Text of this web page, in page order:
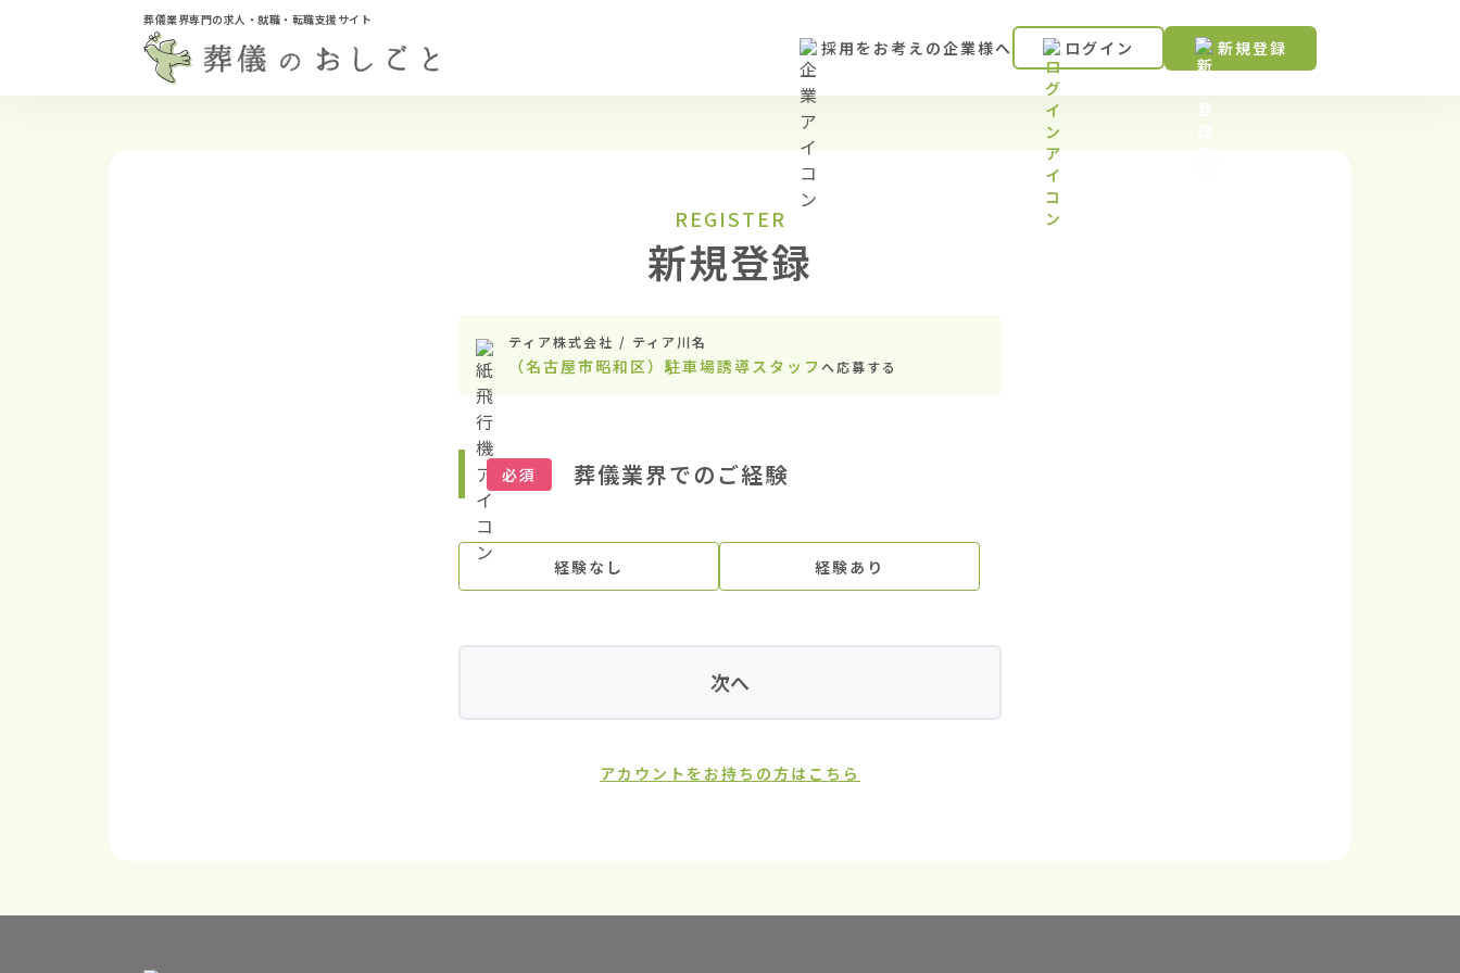
葬儀業界専門の求人・就職・転職支援サイト
採用をお考えの企業様へ ログイン 新規登録
REGISTER
新規登録
ティア株式会社 / ティア川名
（名古屋市昭和区）駐車場誘導スタッフ へ応募する
必須 葬儀業界でのご経験
経験なし 経験あり
次へ
アカウントをお持ちの方はこちら